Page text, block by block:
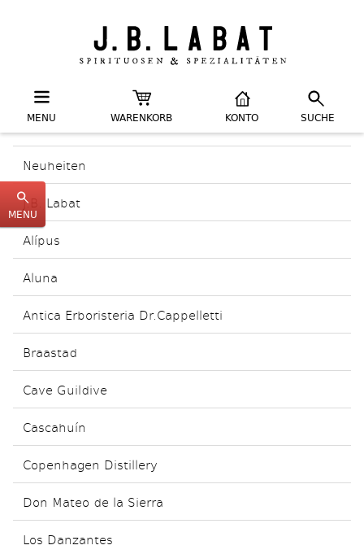
MENU WARENKORB KONTO SUCHE
Neuheiten
J.B. Labat
Alípus
Aluna
Antica Erboristeria Dr.Cappelletti
Braastad
Cave Guildive
Cascahuín
Copenhagen Distillery
Don Mateo de la Sierra
Los Danzantes
MENU